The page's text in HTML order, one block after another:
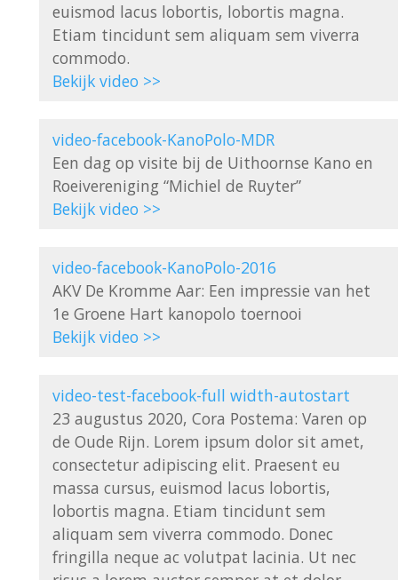
euismod lacus lobortis, lobortis magna.
Etiam tincidunt sem aliquam sem viverra
Bekijk video >>
video-facebook-KanoPolo-MDR
Een dag op visite bij de Uithoornse Kano en
Bekijk video >>
video-facebook-KanoPolo-2016
AKV De Kromme Aar: Een impressie van het
Bekijk video >>
video-test-facebook-full width-autostart
23 augustus 2020, Cora Postema: Varen op
de Oude Rijn. Lorem ipsum dolor sit amet,
consectetur adipiscing elit. Praesent eu
massa cursus, euismod lacus lobortis,
lobortis magna. Etiam tincidunt sem
aliquam sem viverra commodo. Donec
fringilla neque ac volutpat lacinia. Ut nec